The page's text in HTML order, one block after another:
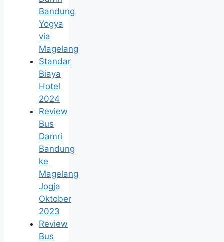
Bandung
Yogya
via
Magelang
Standar
Biaya
Hotel
2024
Review
Bus
Damri
Bandung
ke
Magelang
Jogja
Oktober
2023
Review
Bus